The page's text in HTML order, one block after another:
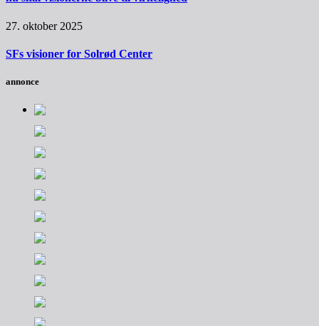
27. oktober 2025
SFs visioner for Solrød Center
annonce